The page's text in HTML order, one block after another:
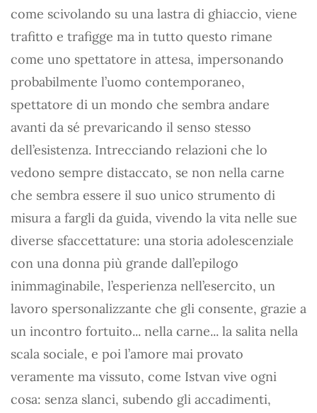
come scivolando su una lastra di ghiaccio, viene
trafitto e trafigge ma in tutto questo rimane
come uno spettatore in attesa, impersonando
probabilmente l’uomo contemporaneo,
spettatore di un mondo che sembra andare
avanti da sé prevaricando il senso stesso
dell’esistenza. Intrecciando relazioni che lo
vedono sempre distaccato, se non nella carne
che sembra essere il suo unico strumento di
misura a fargli da guida, vivendo la vita nelle sue
diverse sfaccettature: una storia adolescenziale
con una donna più grande dall’epilogo
inimmaginabile, l’esperienza nell’esercito, un
lavoro spersonalizzante che gli consente, grazie a
un incontro fortuito... nella carne... la salita nella
scala sociale, e poi l’amore mai provato
veramente ma vissuto, come Istvan vive ogni
cosa: senza slanci, subendo gli accadimenti,